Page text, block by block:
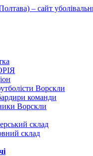
Ворскли
команди
Ворскли
склад
склад